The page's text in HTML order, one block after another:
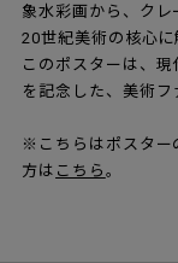
象水彩画から、クレ
20世紀美術の核心に
このポスターは、
を記念した、美術フ
※こちらはポスター
方は こちら 。